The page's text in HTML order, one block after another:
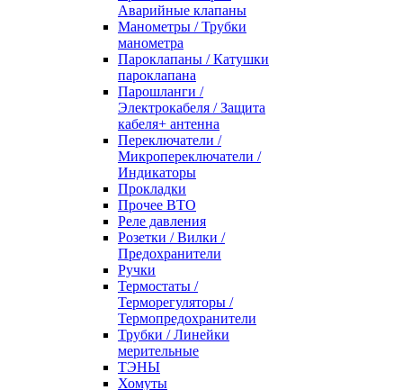
Аварийные клапаны
Манометры / Трубки
манометра
Пароклапаны / Катушки
пароклапана
Парошланги /
Электрокабеля / Защита
кабеля+ антенна
Переключатели /
Микропереключатели /
Индикаторы
Прокладки
Прочее ВТО
Реле давления
Розетки / Вилки /
Предохранители
Ручки
Термостаты /
Терморегуляторы /
Термопредохранители
Трубки / Линейки
мерительные
ТЭНЫ
Хомуты